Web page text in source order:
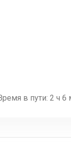
в пути: 2 ч 6